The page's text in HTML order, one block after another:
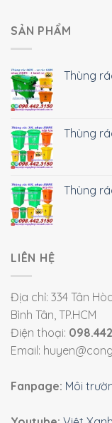
SẢN PHẨM
Thùng
Thùng
Thùng
LIÊN HỆ
Địa chỉ: 334 Tân
Bình Tân, TP.HCM
Điện thoại:
Email:
Fanpage: Môi